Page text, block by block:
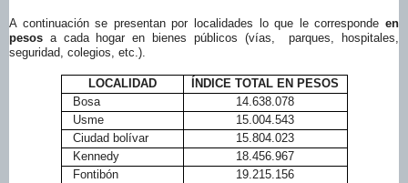
A continuación se presentan por localidades lo que le corresponde en
pesos a cada hogar en bienes públicos (vías, parques, hospitales,
seguridad, colegios, etc.).
LOCALIDAD
ÍNDICE TOTAL EN PESOS
Bosa
14.638.078
Usme
15.004.543
Ciudad bolívar
15.804.023
Kennedy
18.456.967
Fontibón
19.215.156